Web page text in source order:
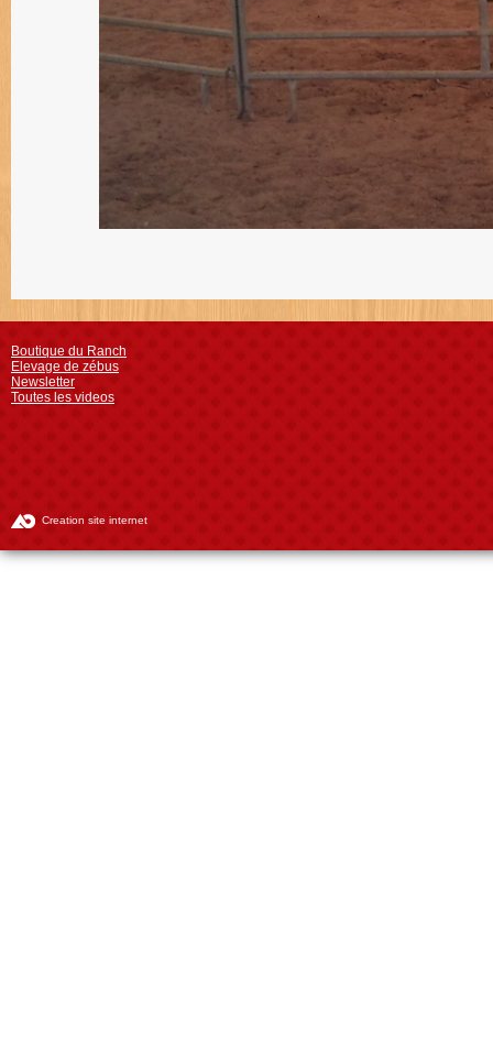
Boutique du Ranch
Elevage de zébus
Newsletter
Toutes les videos
Creation site internet